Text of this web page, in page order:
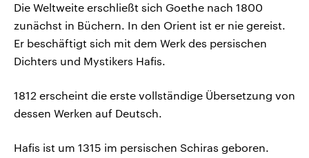
Die Weltweite erschließt sich Goethe nach 1800
zunächst in Büchern. In den Orient ist er nie gereist.
Er beschäftigt sich mit dem Werk des persischen
Dichters und Mystikers Hafis.
1812 erscheint die erste vollständige Übersetzung von
dessen Werken auf Deutsch.
Hafis ist um 1315 im persischen Schiras geboren.